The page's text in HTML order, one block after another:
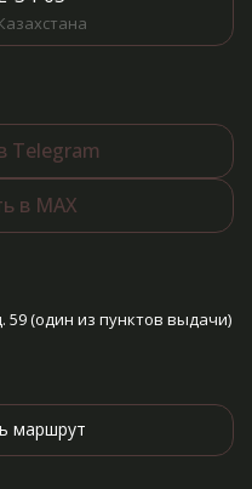
Telegram
в MAX
59 (один из пунктов выдачи)
маршрут